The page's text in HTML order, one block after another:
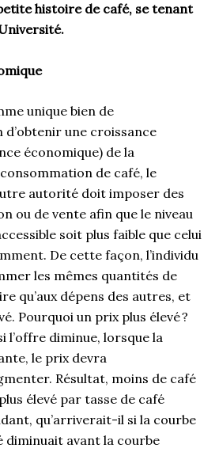
histoire de café, se tenant
unique bien de
une croissance
économique) de la
de café, le
autorité doit imposer des
ou de vente afin que le niveau
soit plus faible que celui
De cette façon, l’individu
les mêmes quantités de
qu’aux dépens des autres, et
Pourquoi un prix plus élevé ?
l’offre diminue, lorsque la
le prix devra
Résultat, moins de café
élevé par tasse de café
qu’arriverait-il si la courbe
diminuait avant la courbe